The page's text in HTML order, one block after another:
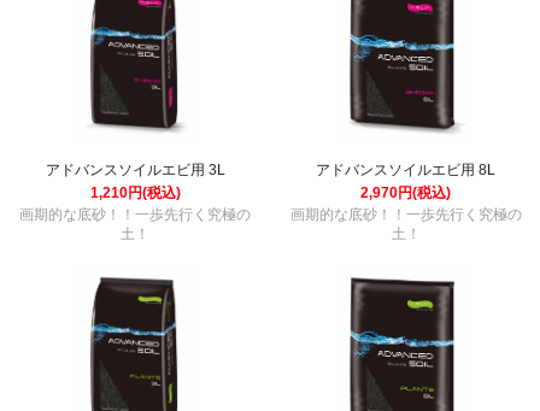
アドバンスソイルエビ用 3L
1,210円(税込)
画期的な底砂！！一歩先行く究極の
土！
アドバンスソイルエビ用 8L
2,970円(税込)
画期的な底砂！！一歩先行く究極の
土！